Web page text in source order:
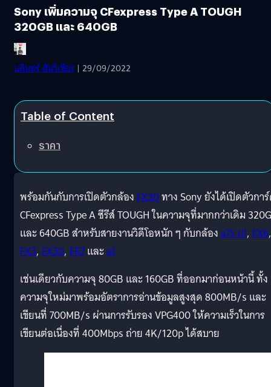
Sony เพิ่มความจุ CFexpress Type A TOUGH
320GB และ 640GB
บดินทร์ ตันวิเชียร | 29/09/2022
Table of Content
ราคา
พร้อมกันกับการเปิดตัวกล้องFX30ทาง Sony ยังได้เปิดตัวกา
CFexpress Type A ซีรีส์ TOUGH ในความจุที่มากกว่าเดิม
และ 640GB สำหรับสายงานวิดีโอหนัก ๆ กับกล้องa7S III, FX6,
FX3, FX30, FR7และa1
เช่นเดียวกับความจุ 80GB และ 160GB ที่ออกมาก่อนหน้านี้ ทั้ง
ความจุใหม่มาพร้อมอัตราการอ่านข้อมูลสูงสุด 800MB/s และ
เขียนที่ 700MB/s ผ่านการรับรอง VPG400 ให้ความเร็วในการ
เขียนต่อเนื่องที่ 400Mbps ถ่าย 4K/120p ได้สบาย